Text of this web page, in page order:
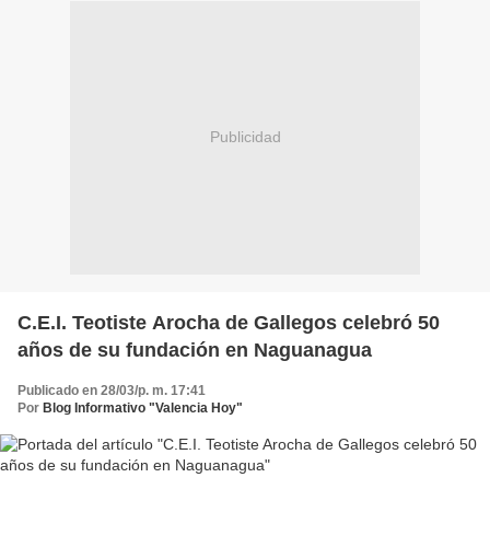
Publicidad
C.E.I. Teotiste Arocha de Gallegos celebró 50
años de su fundación en Naguanagua
Publicado en 28/03/p. m. 17:41
Por Blog Informativo "Valencia Hoy"